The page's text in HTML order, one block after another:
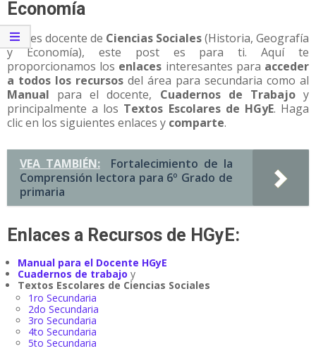
Economía
Si eres docente de Ciencias Sociales(Historia, Geografía
y Economía), este post es para ti. Aquí te
proporcionamos los enlaces interesantes para acceder
a todos los recursos del área para secundaria como al
Manual para el docente, Cuadernos de Trabajoy
principalmente a los Textos Escolares de HGyE. Haga
clic en los siguientes enlaces y comparte.
VEA TAMBIÉN:
Fortalecimiento de la
Comprensión lectora para 6º Grado de
primaria
Enlaces a Recursos de HGyE:
Manual para el Docente HGyE
Cuadernos de trabajo y
Textos Escolares de Ciencias Sociales
1ro Secundaria
2do Secundaria
3ro Secundaria
4to Secundaria
5to Secundaria